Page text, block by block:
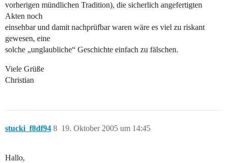
vorherigen mündlichen Tradition), die sicherlich angefertigten
Akten noch
einsehbar und damit nachprüfbar waren wäre es viel zu riskant
gewesen, eine
solche „unglaubliche“ Geschichte einfach zu fälschen.
Viele Grüße
Christian
stucki_f8df94 19. Oktober 2005 um 14:45
8
Hallo,